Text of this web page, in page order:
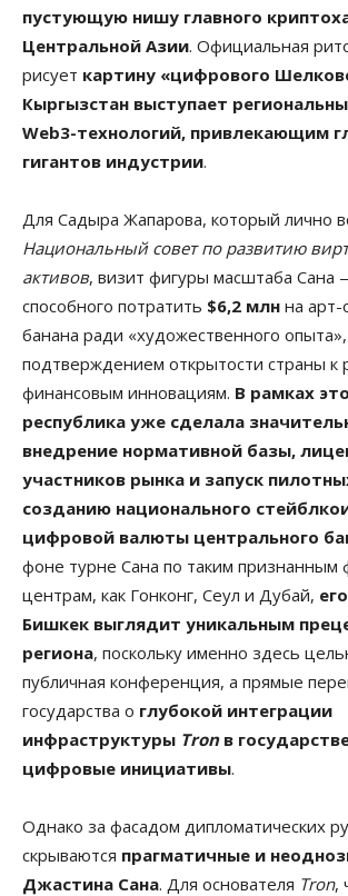
пустующую нишу главного
Центральной Азии. Официальная
рисует картину «цифрового
Кыргызстан выступает
Web3-технологий, привлекающим
гигантов индустрии.
Для Садыра Жапарова, который лично
Национальный совет по развитию
активов, визит фигуры масштаба Сана
способного потратить $6,2 млн на арт-
банана ради «художественного
подтверждением открытости страны к
финансовым инновациям. В рамках
республика уже сделала
внедрение нормативной базы,
участников рынка и запуск
созданию национального
цифровой валюты центрального
фоне турне Сана по таким признанным
центрам, как Гонконг, Сеул и Дубай,
Бишкек выглядит уникальным
региона, поскольку именно здесь
публичная конференция, а прямые
государства о глубокой интеграции
инфраструктуры Tronв
цифровые инициативы.
Однако за фасадом дипломатических
скрываются прагматичные и
Джастина Сана. Для основателя Tron,